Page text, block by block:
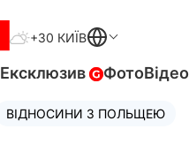
+30 КИЇВ
Ексклюзив ФотоВідео
ВІДНОСИНИ З ПОЛЬЩЕЮ